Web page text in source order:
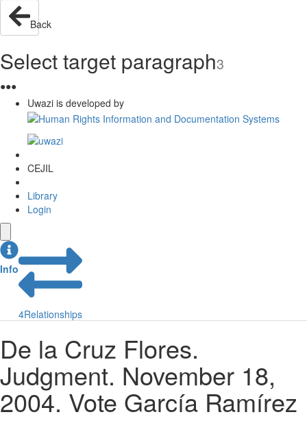
Back
Select target paragraph3
●●●
Uwazi is developed by
CEJIL
Library
Login
Info
4Relationships
De la Cruz Flores.
Judgment. November 18,
2004. Vote García Ramírez